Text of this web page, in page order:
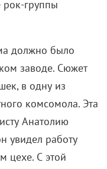
заводе. Сюжет
в одну из
комсомола. Эта
Анатолию
увидел работу
цехе. С этой
но там ему
Тогда